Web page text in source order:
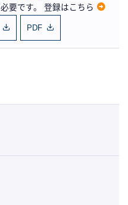
必要です。登録はこちら
PDF